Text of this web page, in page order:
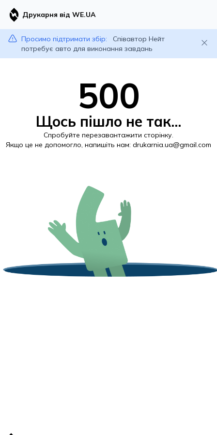
Друкарня від WE.UA
Просимо підтримати збір:
Співавтор Нейт
потребує авто для виконання завдань
500
Щось пішло не так...
Спробуйте перезавантажити сторінку.
Якщо це не допомогло, напишіть нам: drukarnia.ua@gmail.com